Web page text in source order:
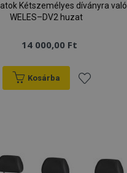
Kétszemélyes díványra való
WELES–DV2 huzat
14 000,00 Ft
Kosárba